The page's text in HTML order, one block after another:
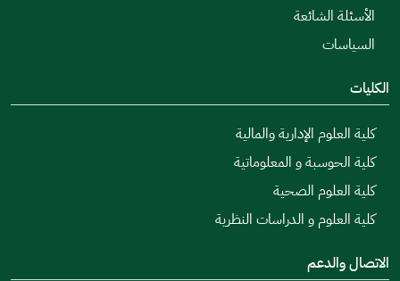
الأسئلة الشائعة
السياسات
الكليات
كلية العلوم الإدارية والمالية
كلية الحوسبة و المعلوماتية
كلية العلوم الصحية
كلية العلوم و الدراسات النظرية
الاتصال والدعم